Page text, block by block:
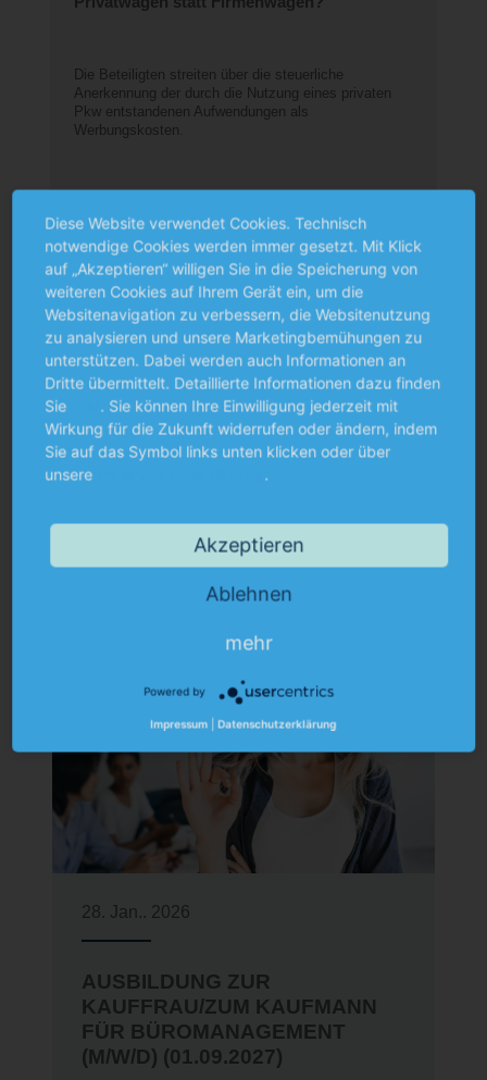
Die Beteiligten streiten über die steuerliche
Anerkennung der durch die Nutzung eines privaten
Pkw entstandenen Aufwendungen als
Werbungskosten.
MEHR ERFAHREN
Karriere bei MUNKERT & PARTNER. Unsere
28. Jan.. 2026
AUSBILDUNG ZUR
KAUFFRAU/ZUM KAUFMANN
FÜR BÜROMANAGEMENT
(M/W/D) (01.09.2027)
Diese Website verwendet Cookies. Technisch
notwendige Cookies werden immer gesetzt. Mit Klick
auf „Akzeptieren“ willigen Sie in die Speicherung von
weiteren Cookies auf Ihrem Gerät ein, um die
Websitenavigation zu verbessern, die Websitenutzung
zu analysieren und unsere Marketingbemühungen zu
unterstützen. Dabei werden auch Informationen an
Dritte übermittelt. Detaillierte Informationen dazu finden
Sie
. Sie können Ihre Einwilligung jederzeit mit
Wirkung für die Zukunft widerrufen oder ändern, indem
Sie auf das Symbol links unten klicken oder über
unsere
.
Akzeptieren
Ablehnen
mehr
Powered by
Impressum Datenschutzerklärung